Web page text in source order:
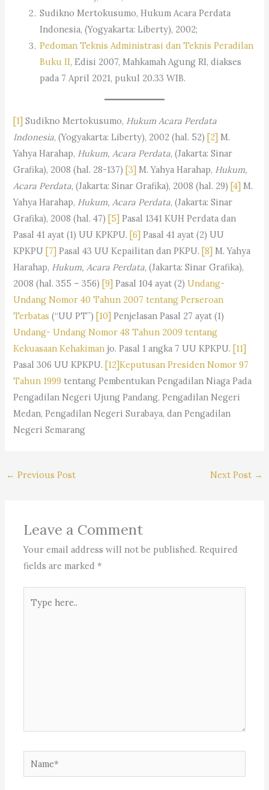
Sudikno Mertokusumo, Hukum Acara Perdata
Indonesia, (Yogyakarta: Liberty), 2002;
Pedoman Teknis Administrasi dan Teknis Peradilan
Buku II, Edisi 2007, Mahkamah Agung RI, diakses
pada 7 April 2021, pukul 20.33 WIB.
[1] Sudikno Mertokusumo, Hukum Acara Perdata
Indonesia, (Yogyakarta: Liberty), 2002 (hal. 52) [2] M.
Yahya Harahap, Hukum, Acara Perdata, (Jakarta: Sinar
Grafika), 2008 (hal. 28-137) [3] M. Yahya Harahap, Hukum,
Acara Perdata, (Jakarta: Sinar Grafika), 2008 (hal. 29) [4] M.
Yahya Harahap, Hukum, Acara Perdata, (Jakarta: Sinar
Grafika), 2008 (hal. 47) [5] Pasal 1341 KUH Perdata dan
Pasal 41 ayat (1) UU KPKPU. [6] Pasal 41 ayat (2) UU
KPKPU [7] Pasal 43 UU Kepailitan dan PKPU. [8] M. Yahya
Harahap, Hukum, Acara Perdata, (Jakarta: Sinar Grafika),
2008 (hal. 355 – 356) [9] Pasal 104 ayat (2)Undang-
Undang Nomor 40 Tahun 2007 tentang Perseroan
Terbatas (“UU PT”) [10] Penjelasan Pasal 27 ayat (1)
Undang- Undang Nomor 48 Tahun 2009 tentang
Kekuasaan Kehakiman jo. Pasal 1 angka 7 UU KPKPU. [11]
Pasal 306 UU KPKPU. [12]Keputusan Presiden Nomor 97
Tahun 1999 tentang Pembentukan Pengadilan Niaga Pada
Pengadilan Negeri Ujung Pandang, Pengadilan Negeri
Medan, Pengadilan Negeri Surabaya, dan Pengadilan
Negeri Semarang
← Previous Post Next Post →
Leave a Comment
Your email address will not be published. Required
fields are marked*
here..
Name*